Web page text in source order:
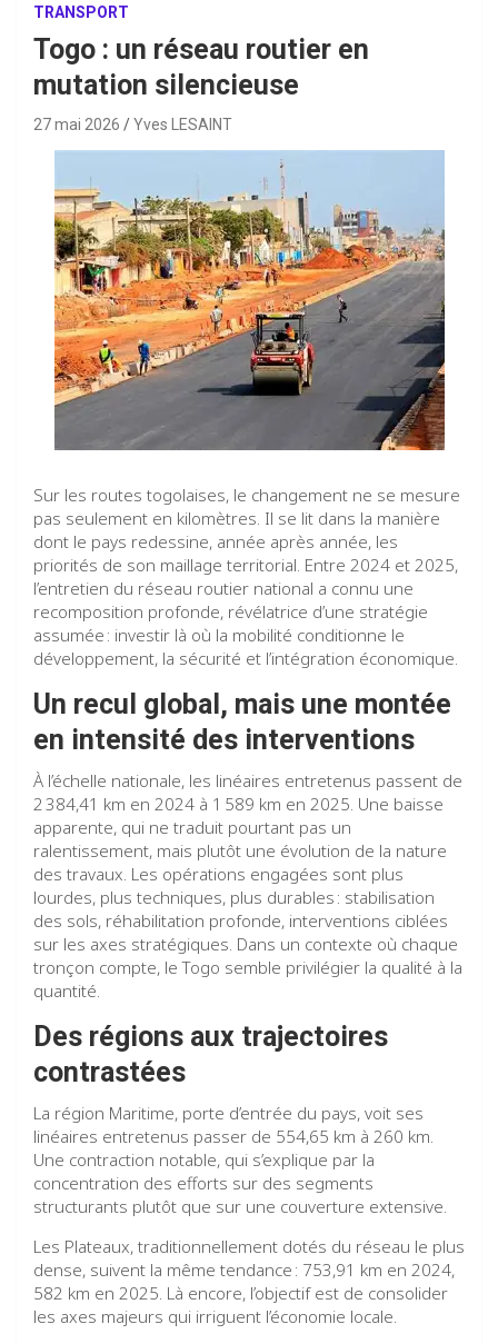
TRANSPORT
Togo : un réseau routier en
mutation silencieuse
27 mai 2026 Yves LESAINT
Sur les routes togolaises, le changement ne se mesure
pas seulement en kilomètres. Il se lit dans la manière
dont le pays redessine, année après année, les
priorités de son maillage territorial. Entre 2024 et 2025,
l’entretien du réseau routier national a connu une
recomposition profonde, révélatrice d’une stratégie
assumée : investir là où la mobilité conditionne le
développement, la sécurité et l’intégration économique.
Un recul global, mais une montée
en intensité des interventions
À l’échelle nationale, les linéaires entretenus passent de
2 384,41 km en 2024 à 1 589 km en 2025. Une baisse
apparente, qui ne traduit pourtant pas un
ralentissement, mais plutôt une évolution de la nature
des travaux. Les opérations engagées sont plus
lourdes, plus techniques, plus durables : stabilisation
des sols, réhabilitation profonde, interventions ciblées
sur les axes stratégiques. Dans un contexte où chaque
tronçon compte, le Togo semble privilégier la qualité à la
quantité.
Des régions aux trajectoires
contrastées
La région Maritime, porte d’entrée du pays, voit ses
linéaires entretenus passer de 554,65 km à 260 km.
Une contraction notable, qui s’explique par la
concentration des efforts sur des segments
structurants plutôt que sur une couverture extensive.
Les Plateaux, traditionnellement dotés du réseau le plus
dense, suivent la même tendance : 753,91 km en 2024,
582 km en 2025. Là encore, l’objectif est de consolider
les axes majeurs qui irriguent l’économie locale.